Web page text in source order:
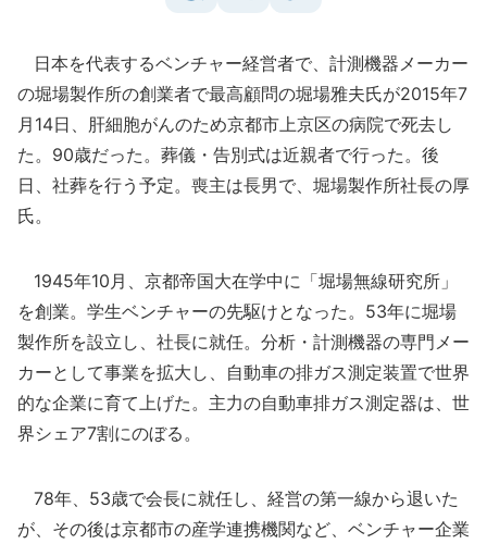
日本を代表するベンチャー経営者で、計測機器メーカー
の堀場製作所の創業者で最高顧問の堀場雅夫氏が2015年7
月14日、肝細胞がんのため京都市上京区の病院で死去し
た。90歳だった。葬儀・告別式は近親者で行った。後
日、社葬を行う予定。喪主は長男で、堀場製作所社長の厚
氏。
1945年10月、京都帝国大在学中に「堀場無線研究所」
を創業。学生ベンチャーの先駆けとなった。53年に堀場
製作所を設立し、社長に就任。分析・計測機器の専門メー
カーとして事業を拡大し、自動車の排ガス測定装置で世界
的な企業に育て上げた。主力の自動車排ガス測定器は、世
界シェア7割にのぼる。
78年、53歳で会長に就任し、経営の第一線から退いた
が、その後は京都市の産学連携機関など、ベンチャー企業